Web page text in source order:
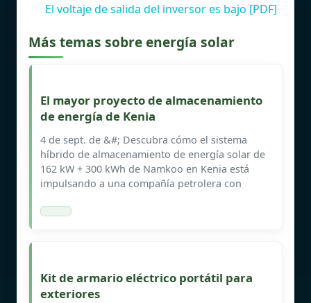
El voltaje de salida del inversor es bajo [PDF]
Más temas sobre energía solar
El mayor proyecto de almacenamiento
de energía de Kenia
4 de sept. de &#; Descubra cómo el sistema
híbrido de almacenamiento de energía solar de
162 kW + 300 kWh de Namkoo en Kenia está
impulsando a una compañía petrolera con
Kit de armario eléctrico portátil para
exteriores